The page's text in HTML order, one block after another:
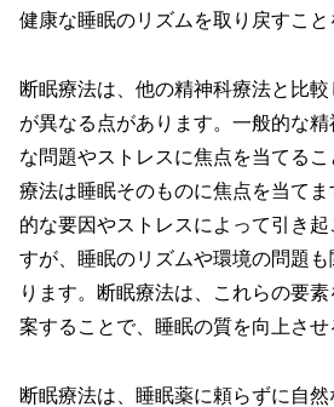
健康な睡眠のリズムを取り戻すこと
断眠療法は、他の精神科療法と比
が異なる点があります。一般的な
な問題やストレスに焦点を当てる
療法は睡眠そのものに焦点を当て
的な要因やストレスによって引き
すが、睡眠のリズムや環境の問題
ります。断眠療法は、これらの要
案することで、睡眠の質を向上させ
断眠療法は、睡眠薬に頼らずに自